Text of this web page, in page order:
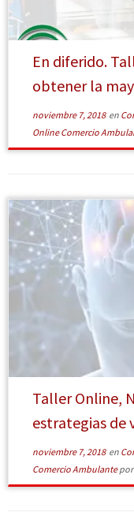
En diferido.
obtener la
noviembre 7, 2018en
Online Comercio
Taller Online,
estrategias de
noviembre 7, 2018en
Comercio Ambulantepor